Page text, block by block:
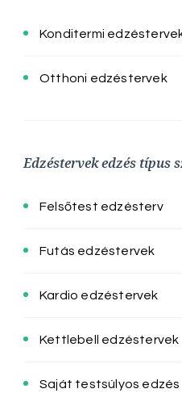
Konditermi
Otthoni edzéstervek
Edzéstervek edzés típus
Felsőtest edzésterv
Futás edzéstervek
Kardio edzéstervek
Kettlebell edzéstervek
Saját testsúlyos edzés